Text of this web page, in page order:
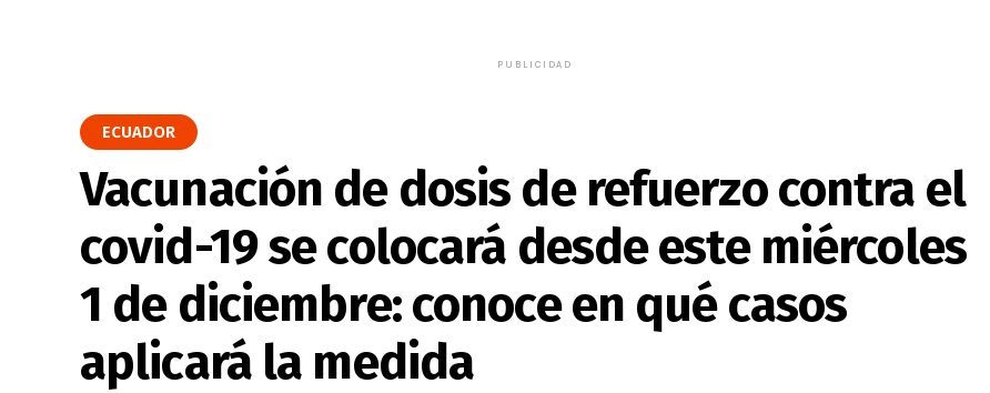
PUBLICIDAD
ECUADOR
Vacunación de dosis de refuerzo contra el
covid-19 se colocará desde este miércoles
1 de diciembre: conoce en qué casos
aplicará la medida